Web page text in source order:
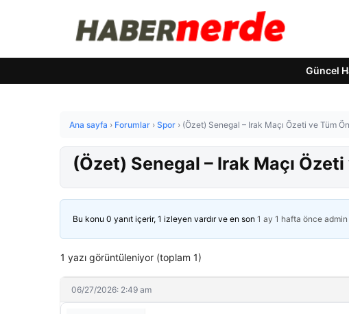
Güncel
Ana sayfa › Forumlar › Spor › (Özet) Senegal – Irak Maçı Özeti ve Tüm
(Özet) Senegal – Irak Maçı
Bu konu 0 yanıt içerir, 1 izleyen vardır ve en son 1 ay 1 hafta önce admin
1 yazı görüntüleniyor (toplam 1)
06/27/2026: 2:49 am